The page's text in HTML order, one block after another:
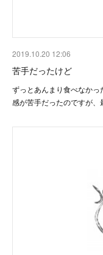
2019.10.20 12:06
苦手だったけど
ずっとあんまり食べなか
感が苦手だったのですが